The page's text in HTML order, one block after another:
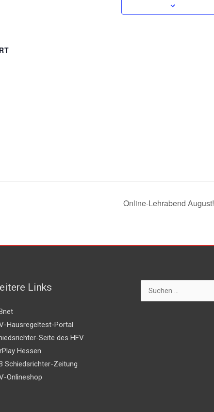
Online-Lehrabend August!
Links
Hausregeltest-Portal
Seite des HFV
Hessen
Schiedsrichter-Zeitung
Onlineshop
Suchen